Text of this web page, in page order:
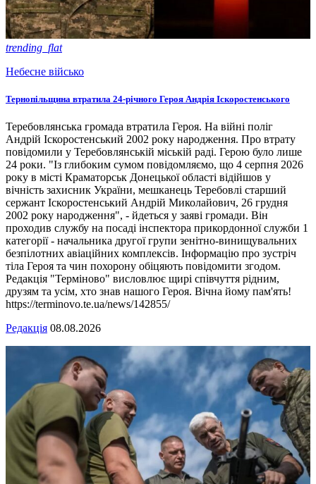
trending_flat
Небесне військо
Тернопільщина втратила 24-річного Героя Андрія Іскоростенського
Теребовлянська громада втратила Героя. На війні поліг
Андрій Іскоростенський 2002 року народження. Про втрату
повідомили у Теребовлянській міській раді. Герою було лише
24 роки. "Із глибоким сумом повідомляємо, що 4 серпня 2026
року в місті Краматорськ Донецької області відійшов у
вічність захисник України, мешканець Теребовлі старший
сержант Іскоростенський Андрій Миколайович, 26 грудня
2002 року народження", - йдеться у заяві громади. Він
проходив службу на посаді інспектора прикордонної служби 1
категорії - начальника другої групи зенітно-винищувальних
безпілотних авіаційних комплексів. Інформацію про зустріч
тіла Героя та чин похорону обіцяють повідомити згодом.
Редакція "Терміново" висловлює щирі співчуття рідним,
друзям та усім, хто знав нашого Героя. Вічна йому пам'ять!
https://terminovo.te.ua/news/142855/
Редакція 08.08.2026